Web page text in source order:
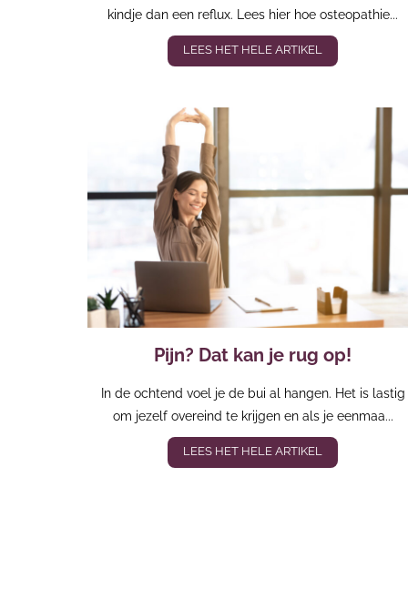
kindje dan een reflux. Lees hier hoe osteopathie...
LEES HET HELE ARTIKEL
Pijn? Dat kan je rug op!
In de ochtend voel je de bui al hangen. Het is lastig
om jezelf overeind te krijgen en als je eenmaa...
LEES HET HELE ARTIKEL